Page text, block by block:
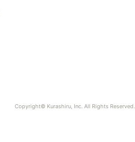
Copyright© Kurashiru, Inc. All Rights Reserved.